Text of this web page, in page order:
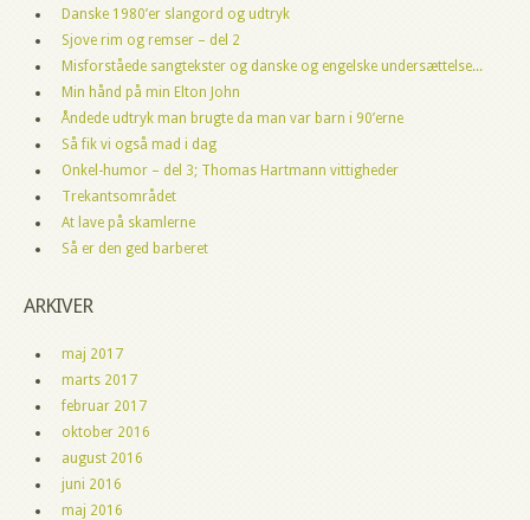
Danske 1980’er slangord og udtryk
Sjove rim og remser – del 2
Misforståede sangtekster og danske og engelske undersættelse...
Min hånd på min Elton John
Åndede udtryk man brugte da man var barn i 90’erne
Så fik vi også mad i dag
Onkel-humor – del 3; Thomas Hartmann vittigheder
Trekantsområdet
At lave på skamlerne
Så er den ged barberet
ARKIVER
maj 2017
marts 2017
februar 2017
oktober 2016
august 2016
juni 2016
maj 2016